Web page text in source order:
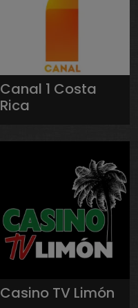
Canal 1 Costa
Rica
Casino TV Limón